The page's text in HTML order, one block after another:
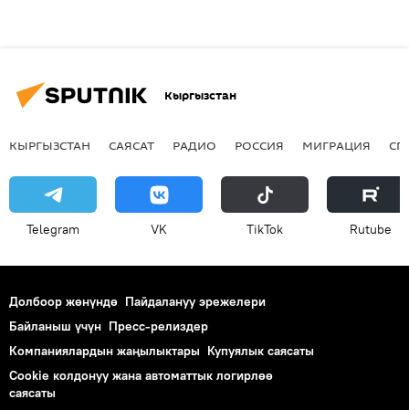
Кыргызстан
КЫРГЫЗСТАН САЯСАТ РАДИО РОССИЯ МИГРАЦИЯ
Telegram VK ТikТоk Rutube
Долбоор жөнүндө Пайдалануу эрежелери
Байланыш үчүн Пресс-релиздер
Компаниялардын жаңылыктары Купуялык саясаты
Cookie колдонуу жана автоматтык логирлөө
саясаты